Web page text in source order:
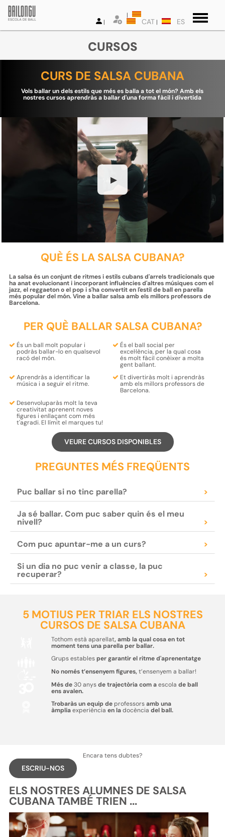
CAT ES
CURSOS
CURS DE SALSA CUBANA
Vols ballar un dels estils que més es balla a tot el món? Amb els
nostres cursos aprendràs a ballar d'una forma fàcil i divertida
▶
QUÈ ÉS LA SALSA CUBANA?
La salsa és un conjunt de ritmes i estils cubans d'arrels tradicionals que
ha anat evolucionant i incorporant influències d'altres músiques com el
jazz, el reggaeton o el pop i s'ha convertit en l'estil de ball en parella
més popular del món. Vine a ballar salsa amb els millors professors de
Barcelona.
PER QUÈ BALLAR SALSA CUBANA?
És un ball molt popular i
podràs ballar-loen qualsevol
racó del món.
És el ball social per
excel·lència, per la qual cosa
és molt fàcil conèixera molta
gentballant.
Aprendràs a identificar la
música i a seguir el ritme.
Etdivertiràsmolt i aprendràs
amb elsmillors professorsde
Barcelona.
Desenvoluparàs molt la teva
creativitataprenentnoves
figuresi enllaçant com més
t'agradi. El límit el marques tu!
VEURE CURSOS DISPONIBLES
PREGUNTES MÉS FREQÜENTS
Puc ballar si no tinc parella? >
Ja sé ballar. Com puc saber quin és el meu
nivell? >
Com puc apuntar-me a un curs? >
Si un dia no puc venir a classe, la puc
recuperar? >
5 MOTIUS PER TRIAR ELS NOSTRES
CURSOS DE SALSA CUBANA
Tothom està aparellat, amb la qual cosa en tot
moment tens una parella per ballar.
Grups establesper garantir el ritme d'aprenentatge
No només t’ensenyem figures,t’ensenyem a ballar!
Més de30 anysde trajectòria com aescola de ball
ens avalen.
Trobaràs un equip deprofessorsamb una
àmpliaexperiència en ladocència del ball.
Encara tens dubtes?
ESCRIU-NOS
ELS NOSTRES ALUMNES DE SALSA
CUBANA TAMBÉ TRIEN ...